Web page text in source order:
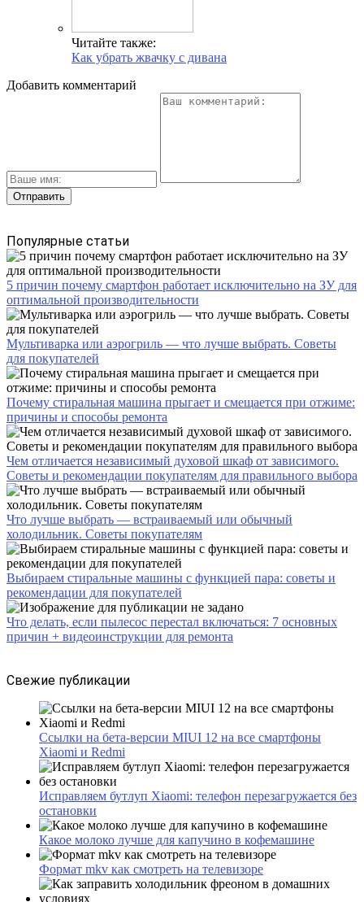
Читайте также:
Как убрать жвачку с дивана
Добавить комментарий
Популярные статьи
5 причин почему смартфон работает исключительно на ЗУ для
оптимальной производительности
Мультиварка или аэрогриль — что лучше выбрать. Советы
для покупателей
Почему стиральная машина прыгает и смещается при отжиме:
причины и способы ремонта
Чем отличается независимый духовой шкаф от зависимого.
Советы и рекомендации покупателям для правильного выбора
Что лучше выбрать — встраиваемый или обычный
холодильник. Советы покупателям
Выбираем стиральные машины с функцией пара: советы и
рекомендации для покупателей
Что делать, если пылесос перестал включаться: 7 основных
причин + видеоинструкции для ремонта
Свежие публикации
Ссылки на бета-версии MIUI 12 на все смартфоны
Xiaomi и Redmi
Исправляем бутлуп Xiaomi: телефон перезагружается без
остановки
Какое молоко лучше для капучино в кофемашине
Формат mkv как смотреть на телевизоре